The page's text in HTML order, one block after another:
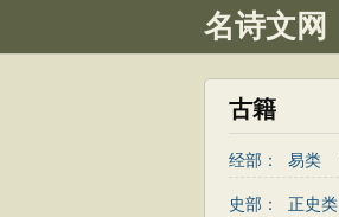
名诗文网
古籍
经部： 易类
史部： 正史类